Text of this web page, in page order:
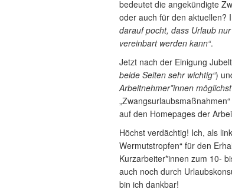
bedeutet die angekündigte
oder auch für den aktuellen?
darauf pocht, dass Urlaub
vereinbart werden kann“.
Jetzt nach der Einigung
beide Seiten sehr wichtig“)
Arbeitnehmer*innen
auf den Homepages der
Höchst verdächtig! Ich, als
Wermutstropfen“ für den
Kurzarbeiter*innen zum 10-
auch noch durch
bin ich dankbar!